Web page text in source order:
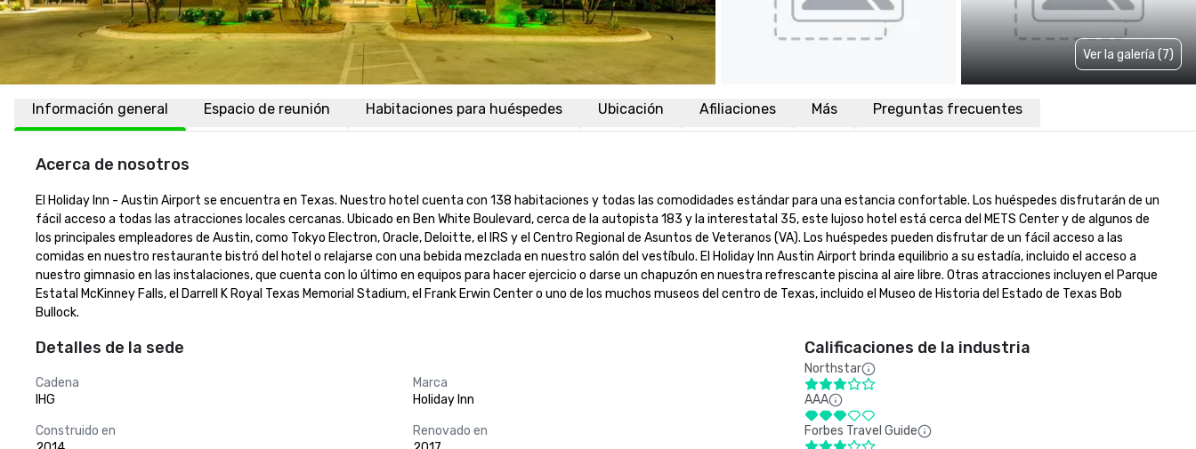
Ver la galería (7)
Información general Espacio de reunión Habitaciones para huéspedes Ubicación Afiliaciones Más Preguntas frecuentes
Acerca de nosotros
El Holiday Inn - Austin Airport se encuentra en Texas. Nuestro hotel cuenta con 138 habitaciones y todas las comodidades estándar para una estancia confortable. Los huéspedes disfrutarán de un
fácil acceso a todas las atracciones locales cercanas. Ubicado en Ben White Boulevard, cerca de la autopista 183 y la interestatal 35, este lujoso hotel está cerca del METS Center y de algunos de
los principales empleadores de Austin, como Tokyo Electron, Oracle, Deloitte, el IRS y el Centro Regional de Asuntos de Veteranos (VA). Los huéspedes pueden disfrutar de un fácil acceso a las
comidas en nuestro restaurante bistró del hotel o relajarse con una bebida mezclada en nuestro salón del vestíbulo. El Holiday Inn Austin Airport brinda equilibrio a su estadía, incluido el acceso a
nuestro gimnasio en las instalaciones, que cuenta con lo último en equipos para hacer ejercicio o darse un chapuzón en nuestra refrescante piscina al aire libre. Otras atracciones incluyen el Parque
Estatal McKinney Falls, el Darrell K Royal Texas Memorial Stadium, el Frank Erwin Center o uno de los muchos museos del centro de Texas, incluido el Museo de Historia del Estado de Texas Bob
Bullock.
Detalles de la sede
Cadena
IHG
Marca
Holiday Inn
Construido en
Renovado en
Calificaciones de la industria
Northstar
AAA
Forbes Travel Guide